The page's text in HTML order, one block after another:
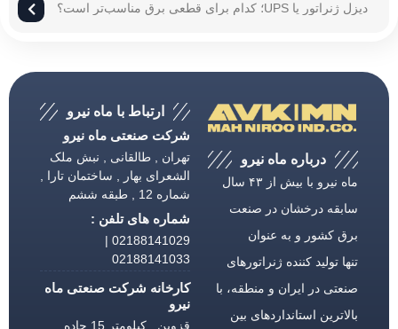
دیزل ژنراتور یا UPS؛ کدام برای قطعی برق مناسب‌تر است؟
درباره ماه نیرو
ماه نیرو با بیش از ۴۳ سال
سابقه درخشان در صنعت
برق كشور و به عنوان
تنها تولید كننده ژنراتورهای
صنعتی در ایران و منطقه، با
بالاترین استانداردهای بین
ارتباط با ماه نیرو
شرکت صنعتی ماه نیرو
تهران , طالقانی , نبش ملک
الشعرای بهار , ساختمان تارا ,
شماره 12 , طبقه ششم
شماره های تلفن :
02188141029 |
02188141033
کارخانه شرکت صنعتی ماه
نیرو
قزوین , کیلومتر 15 جاده